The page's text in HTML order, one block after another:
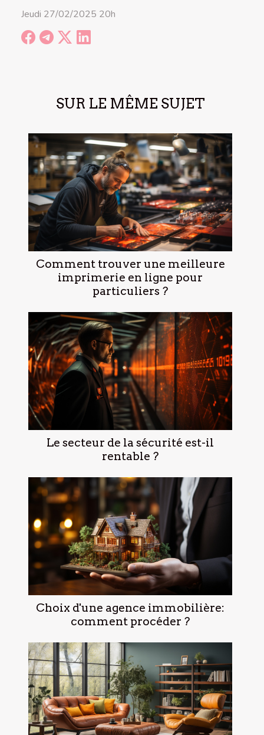
SUR LE MÊME SUJET
Comment trouver une meilleure
imprimerie en ligne pour
particuliers ?
Le secteur de la sécurité est-il
rentable ?
Choix d'une agence immobilière:
comment procéder ?
Jeudi 27/02/2025 20h